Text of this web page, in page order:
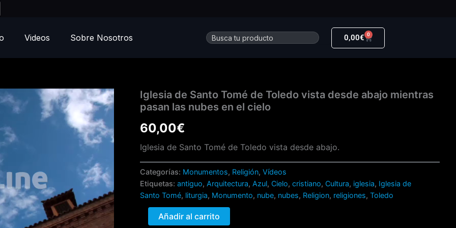
Videos Sobre Nosotros Buscar 0,00€ 0
Carrito
Iglesia de Santo Tomé de Toledo vista desde abajo mientras
pasan las nubes en el cielo
60,00€
Iglesia de Santo Tomé de Toledo vista desde abajo.
Categorías: Monumentos, Religión,Vídeos
Etiquetas:antiguo, Arquitectura, Azul,Cielo,cristiano,Cultura, iglesia, Iglesia de
Santo Tomé, liturgia, Monumento, nube, nubes, Religion, religiones,Toledo
Iglesia
de
Santo
Tomé
de
Toledo
vista
desde
abajo
mientras
pasan
nubes
en
Añadir al carrito